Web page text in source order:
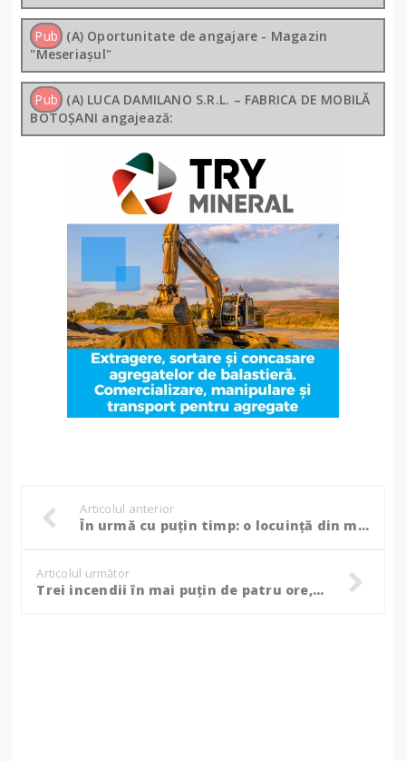
Pub (A) Oportunitate de angajare - Magazin
"Meseriașul"
Pub (A) LUCA DAMILANO S.R.L. – FABRICA DE MOBILĂ
BOTOȘANI angajează:
Articolul anterior
În urmă cu puțin timp: o locuință din municipiul Botoșani a fost cuprinsă de flăcări
Articolul următor
Trei incendii în mai puțin de patru ore, în Botoșani